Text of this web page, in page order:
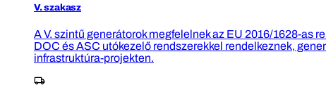
V. szakasz
A V. szintű generátorok megfelelnek az EU 2016/1628-as
DOC és ASC utókezelő rendszerekkel rendelkeznek,
infrastruktúra-projekten.